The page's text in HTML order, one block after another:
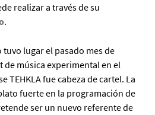
realizar a través de su
.
lugar el pasado mes de
de música experimental en el
TEHKLA fue cabeza de cartel. La
fuerte en la programación de
ser un nuevo referente de